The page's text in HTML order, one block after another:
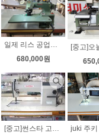
일제 리스 공업용 단뜨기미싱 스쿠이미싱 상태좋아요
680,000원
[중고]썬스타 고속본봉 공업용미싱 KM-137B (후물용미싱/수선집에서 청바지용으로 최상/가정집에서사용)